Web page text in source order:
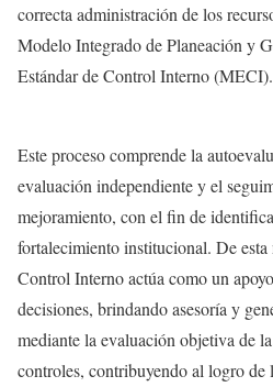
correcta administración de los
Modelo Integrado de Planeación y
Estándar de Control Interno (MECI).
Este proceso comprende la
evaluación independiente y el
mejoramiento, con el fin de
fortalecimiento institucional. De
Control Interno actúa como un
decisiones, brindando asesoría y
mediante la evaluación objetiva de
controles, contribuyendo al logro de